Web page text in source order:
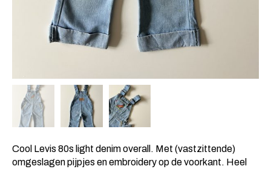
Cool Levis 80s light denim overall. Met (vastzittende)
omgeslagen pijpjes en embroidery op de voorkant. Heel